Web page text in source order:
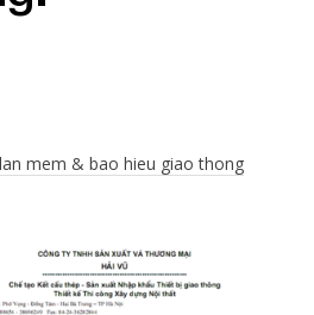
mem & bao hieu giao thong